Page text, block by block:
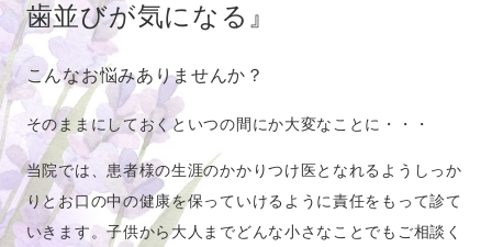
南阿佐ヶ谷デンタルクリニックの12月休診日のお知ら
せです。
【休診日】
日曜日（7日、14日、21日、28～31
日）
※水曜日は訪問診療のみ、当院での診察は行っており
ません。
歯並びが気になる』
こんなお悩みありませんか？
そのままにしておくといつの間にか大変なことに・・・
当院では、患者様の生涯のかかりつけ医となれるようしっか
りとお口の中の健康を保っていけるように責任をもって診て
いきます。子供から大人までどんな小さなことでもご相談く